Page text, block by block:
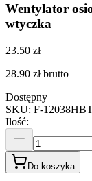
Wentylator
wtyczka
23.50 zł
28.90 zł brutto
Dostępny
SKU: F-
Ilość:
Do koszyka